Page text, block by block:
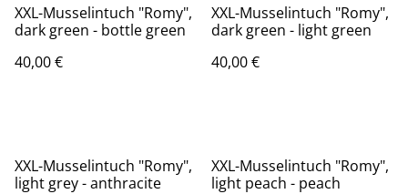
XXL-Musselintuch "Romy",
dark green - bottle green
40,00 €
XXL-Musselintuch "Romy",
dark green - light green
40,00 €
XXL-Musselintuch "Romy",
light grey - anthracite
XXL-Musselintuch "Romy",
light peach - peach